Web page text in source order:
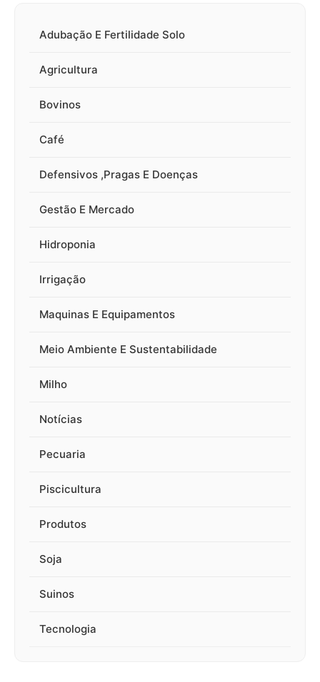
Adubação E Fertilidade Solo
Agricultura
Bovinos
Café
Defensivos ,Pragas E Doenças
Gestão E Mercado
Hidroponia
Irrigação
Maquinas E Equipamentos
Meio Ambiente E Sustentabilidade
Milho
Notícias
Pecuaria
Piscicultura
Produtos
Soja
Suinos
Tecnologia